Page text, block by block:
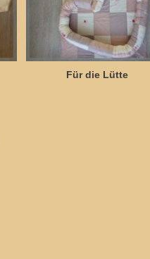
Für die Lütte